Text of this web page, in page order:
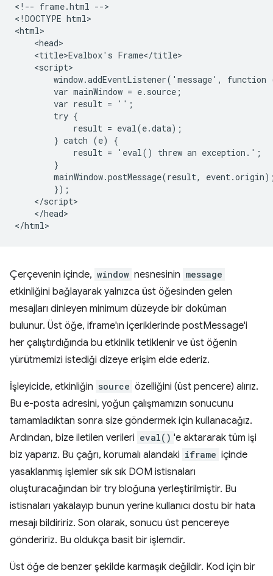
<!-- frame.html -->
<!DOCTYPE html>
<html>
    <head>
    <title>Evalbox's Frame</title>
    <script>
window.addEventListener('message', function
        var mainWindow = e.source;
        var result = '';
        try {
            result = eval(e.data);
        } catch (e) {
            result = 'eval() threw an exception.';
        }
mainWindow.postMessage(result,
        });
    </script>
    </head>
Çerçevenin içinde, window nesnesinin message
etkinliğini bağlayarak yalnızca üst öğesinden gelen
mesajları dinleyen minimum düzeyde bir doküman
bulunur. Üst öğe, iframe'ın içeriklerinde postMessage'i
her çalıştırdığında bu etkinlik tetiklenir ve üst öğenin
yürütmemizi istediği dizeye erişim elde ederiz.
İşleyicide, etkinliğin source özelliğini (üst pencere) alırız.
Bu e-posta adresini, yoğun çalışmamızın sonucunu
tamamladıktan sonra size göndermek için kullanacağız.
Ardından, bize iletilen verileri eval() 'e aktararak tüm işi
biz yaparız. Bu çağrı, korumalı alandaki iframe içinde
yasaklanmış işlemler sık sık DOM istisnaları
oluşturacağından bir try bloğuna yerleştirilmiştir. Bu
istisnaları yakalayıp bunun yerine kullanıcı dostu bir hata
mesajı bildiririz. Son olarak, sonucu üst pencereye
göndeririz. Bu oldukça basit bir işlemdir.
Üst öğe de benzer şekilde karmaşık değildir. Kod için bir